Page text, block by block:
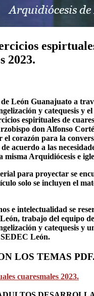
2023.
León Guanajuato a
y catequesis y
espirituales de
don Alfonso
el corazón para la
acuerdo a las
misma Arquidiócesis e
para proyectar se
solo se incluyen el
e intelectualidad se
trabajo del equipo
y catequesis y
León.
LOS TEMAS PDF.
cuaresmales 2023.